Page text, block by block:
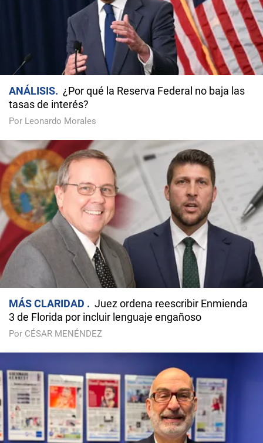
ANÁLISIS
¿Por qué la Reserva Federal no baja las
tasas de interés?
Por Leonardo Morales
MÁS CLARIDAD
Juez ordena reescribir Enmienda
3 de Florida por incluir lenguaje engañoso
Por CÉSAR MENÉNDEZ